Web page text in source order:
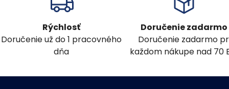
Rýchlosť
Doručenie už do 1 pracovného
dňa
Doručenie zadarmo
Doručenie zadarmo
každom nákupe nad 70